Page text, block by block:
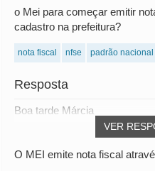
o Mei para começar emitir
cadastro na prefeitura?
nota fiscal nfse padrão nacional
Resposta
VER
Boa tarde Márcia
O MEI emite nota fiscal